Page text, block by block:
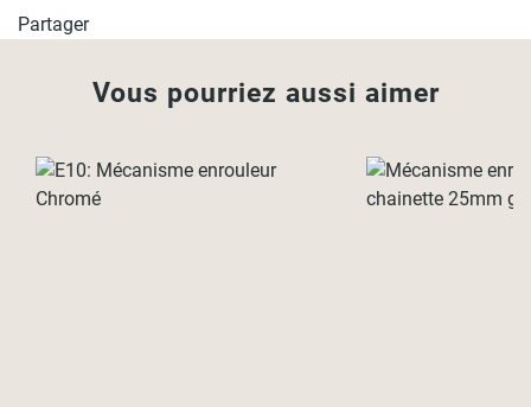
Partager
Vous pourriez aussi aimer